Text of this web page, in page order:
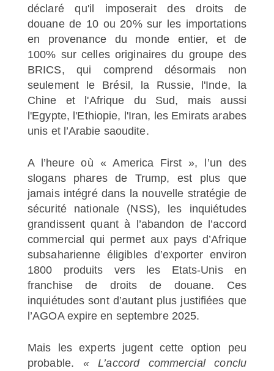
déclaré qu'il imposerait des droits de
douane de 10 ou 20% sur les importations
en provenance du monde entier, et de
100% sur celles originaires du groupe des
BRICS, qui comprend désormais non
seulement le Brésil, la Russie, l'Inde, la
Chine et l'Afrique du Sud, mais aussi
l'Egypte, l'Ethiopie, l'Iran, les Emirats arabes
unis et l’Arabie saoudite.
A l’heure où « America First », l’un des
slogans phares de Trump, est plus que
jamais intégré dans la nouvelle stratégie de
sécurité nationale (NSS), les inquiétudes
grandissent quant à l’abandon de l’accord
commercial qui permet aux pays d’Afrique
subsaharienne éligibles d’exporter environ
1800 produits vers les Etats-Unis en
franchise de droits de douane. Ces
inquiétudes sont d’autant plus justifiées que
l’AGOA expire en septembre 2025.
Mais les experts jugent cette option peu
probable. « L’accord commercial conclu